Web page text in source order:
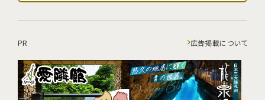
PR 広告掲載について